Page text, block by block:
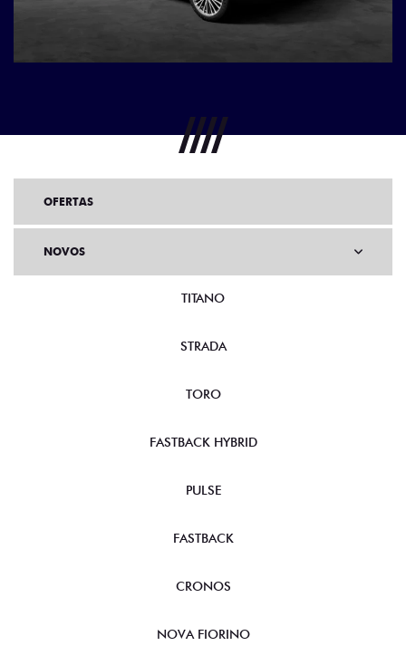
OFERTAS
NOVOS
TITANO
STRADA
TORO
FASTBACK HYBRID
PULSE
FASTBACK
CRONOS
NOVA FIORINO